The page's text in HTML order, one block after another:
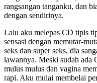
rangsangan tanganku, dan
dengan sendirinya.
Lalu aku melepas CD tipis
sensasi dengan memutar-
seks dan super seks, dia
lawannya. Meski sudah ada
mulus mulus dan vagina
rapi. Aku mulai membelai